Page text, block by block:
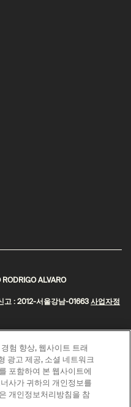
ALVARO
고 : 2012-서울강남-01663사업자정
무지급보증)
에 대해 저희 쇼핑몰에서 가입한 제
보증서) 를 이용하실 수 있습니다.
험 향상, 웹사이트 트래
광고 제공, 소셜 네트워크
포함하여 본 웹사이트에
사가 귀하의 개인정보를
개인정보처리방침을 참